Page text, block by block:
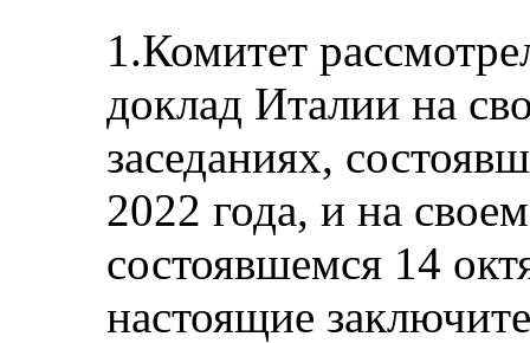
1.Комитет
доклад Италии на
заседаниях,
2022 года, и на
состоявшемся 14
настоящие